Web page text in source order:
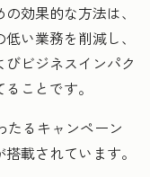
効果的な方法は、
い業務を削減し、
ビジネスインパク
ことです。
たるキャンペーン
載されています。